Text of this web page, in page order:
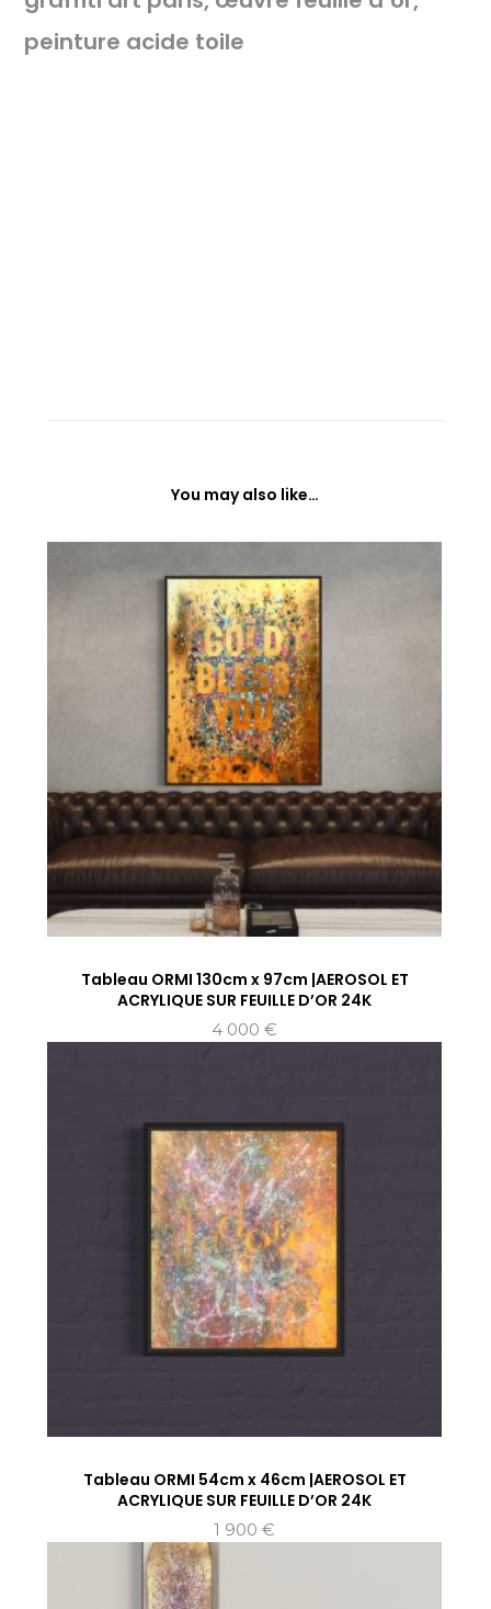
peinture acide toile
You may also like…
Tableau ORMI 130cm x 97cm |AEROSOL ET
ACRYLIQUE SUR FEUILLE D’OR 24K
4 000€
Tableau ORMI 54cm x 46cm |AEROSOL ET
ACRYLIQUE SUR FEUILLE D’OR 24K
1 900€